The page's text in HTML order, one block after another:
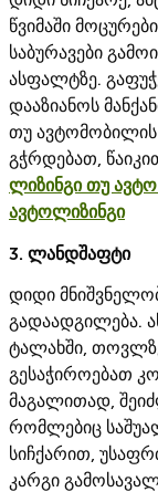
წვიმაში
საბურავები
ასფალტზე.
დააზიანოს
თუ ავტომობილის
გჭრდებათ,
ლიზინგი თუ ავტო
ავტოლიზინგი
3. ლანდშაფტი
დიდი
გადაადგილება.
ტალახში,
გესაჭიროებათ
მაგალითად,
რომლებიც
სიჩქარით,
კარგი